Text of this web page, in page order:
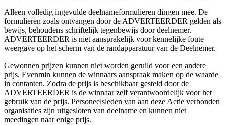
Alleen volledig ingevulde deelnameformulieren dingen mee. De
formulieren zoals ontvangen door de ADVERTEERDER gelden als
bewijs, behoudens schriftelijk tegenbewijs door deelnemer.
ADVERTEERDER is niet aansprakelijk voor kennelijke foute
weergave op het scherm van de randapparatuur van de Deelnemer.
Gewonnen prijzen kunnen niet worden geruild voor een andere
prijs. Evenmin kunnen de winnaars aanspraak maken op de waarde
in contanten. Zodra de prijs is beschikbaar gesteld door de
ADVERTEERDER is de winnaar zelf verantwoordelijk voor het
gebruik van de prijs. Personeelsleden van aan deze Actie verbonden
organisaties zijn uitgesloten van deelname en kunnen niet
meedingen naar enige prijs.